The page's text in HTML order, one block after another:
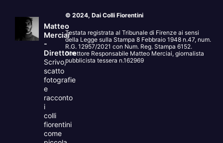
Matteo
Merciai
-
Direttore
Scrivo,
scatto
fotografie
e
racconto
i
colli
fiorentini
come
© 2024, Dai Colli Fiorentini
Testata registrata al Tribunale di Firenze ai sensi
della Legge sulla Stampa 8 Febbraio 1948 n.47, num.
R.G. 12957/2021 con Num. Reg. Stampa 6152.
Direttore Responsabile Matteo Merciai, giornalista
pubblicista tessera n.162969